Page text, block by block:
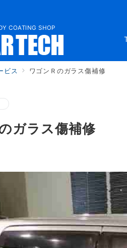
COATING SHOP
ビス ワゴンＲのガラス傷補修
ガラス傷補修